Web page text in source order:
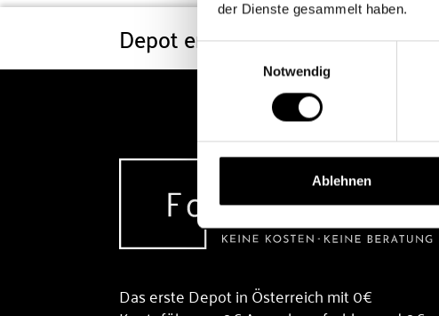
der Dienste gesammelt haben.
Einwilligungsauswahl
Notwendig
Ablehnen
Depot eröffnen Konditionen
Das erste Depot in Österreich mit 0€